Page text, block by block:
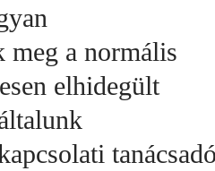
meg a normális
elhidegült